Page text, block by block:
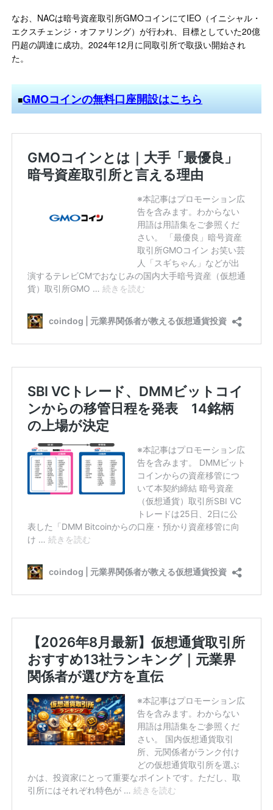
なお、NACは暗号資産取引所GMOコインにてIEO（イニシャル・
エクスチェンジ・オファリング）が行われ、目標としていた20億
円超の調達に成功。2024年12月に同取引所で取扱い開始され
た。
■GMOコインの無料口座開設はこちら